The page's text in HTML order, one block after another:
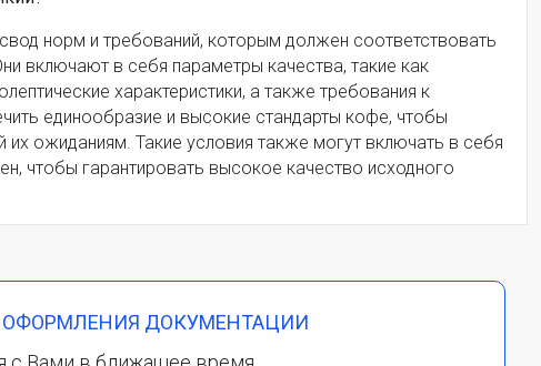
норм и требований, которым должен соответствовать
включают в себя параметры качества, такие как
характеристики, а также требования к
единообразие и высокие стандарты кофе, чтобы
их ожиданиям. Такие условия также могут включать в себя
чтобы гарантировать высокое качество исходного
ОФОРМЛЕНИЯ ДОКУМЕНТАЦИИ